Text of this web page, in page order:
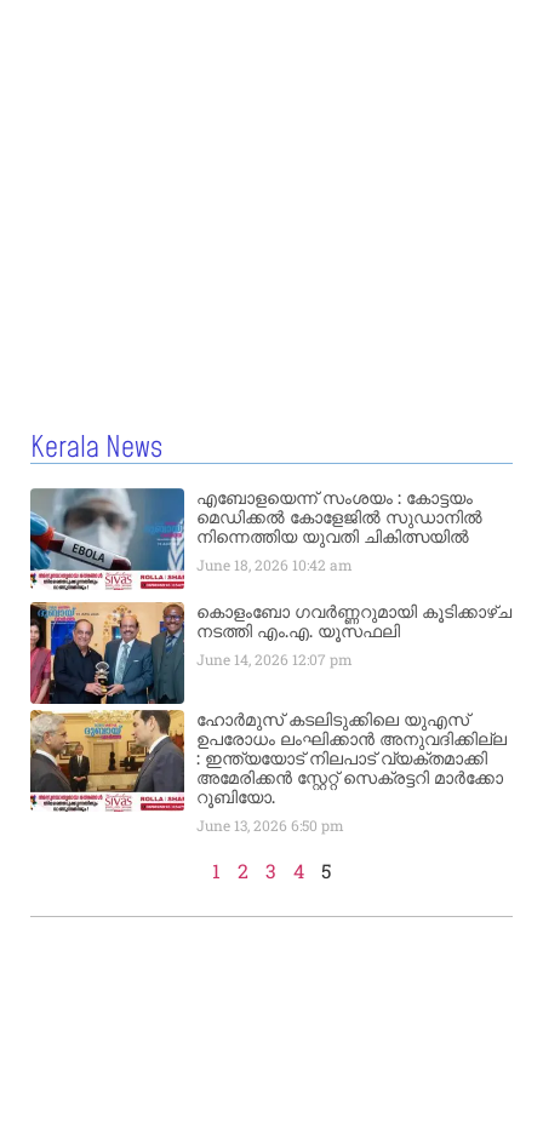
Kerala News
എബോളയെന്ന് സംശയം : കോട്ടയം
മെഡിക്കൽ കോളേജിൽ സുഡാനിൽ
നിന്നെത്തിയ യുവതി ചികിത്സയിൽ
June 18, 2026 10:42 am
കൊളംബോ ഗവർണ്ണറുമായി കൂടിക്കാഴ്ച
നടത്തി എം.എ. യൂസഫലി
June 14, 2026 12:07 pm
ഹോർമുസ് കടലിടുക്കിലെ യുഎസ്
ഉപരോധം ലംഘിക്കാൻ അനുവദിക്കില്ല
: ഇന്ത്യയോട് നിലപാട് വ്യക്തമാക്കി
അമേരിക്കൻ സ്റ്റേറ്റ് സെക്രട്ടറി മാർക്കോ
റൂബിയോ.
June 13, 20266:50 pm
1 2 3 4 5